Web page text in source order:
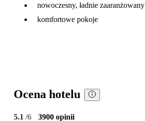
nowoczesny, ładnie zaaranżowany
komfortowe pokoje
Ocena hotelu
5.1 /6 3900 opinii